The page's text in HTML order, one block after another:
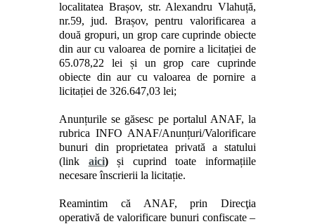
localitatea Brașov, str. Alexandru Vlahuță,
nr.59, jud. Brașov, pentru valorificarea a
două gropuri, un grop care cuprinde obiecte
din aur cu valoarea de pornire a licitației de
65.078,22 lei și un grop care cuprinde
obiecte din aur cu valoarea de pornire a
licitației de 326.647,03 lei;
Anunțurile se găsesc pe portalul ANAF, la
rubrica INFO ANAF/Anunțuri/Valorificare
bunuri din proprietatea privată a statului
(link aici)și cuprind toate informațiile
necesare înscrierii la licitație.
Reamintim că ANAF, prin Direcţia
operativă de valorificare bunuri confiscate –